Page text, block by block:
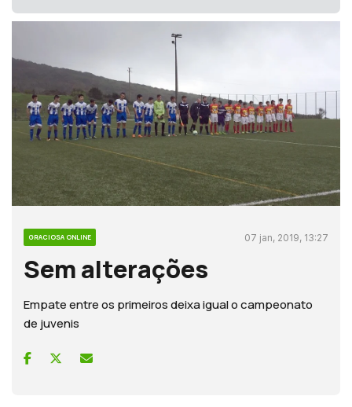
GRACIOSA ONLINE 07 jan, 2019, 13:27
Sem alterações
Empate entre os primeiros deixa igual o campeonato
de juvenis